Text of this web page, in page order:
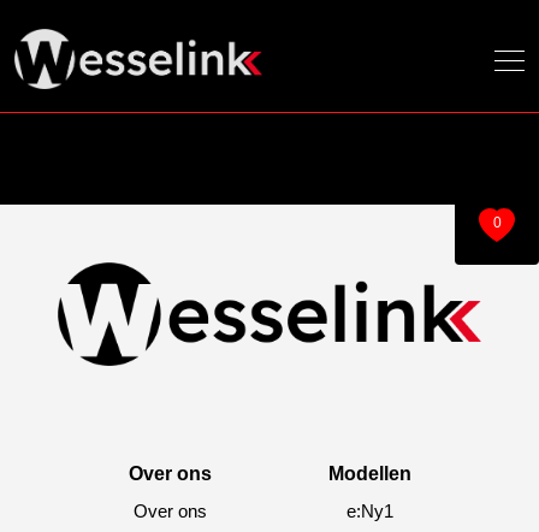
0
Over ons
Over ons
Modellen
e:Ny1